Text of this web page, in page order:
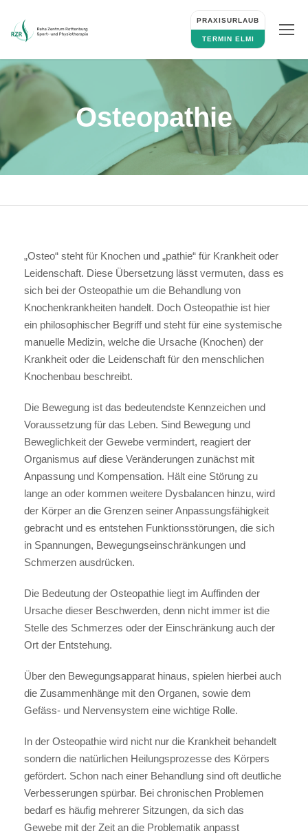
PRAXISURLAUB
TERMIN ELMI
Osteopathie
„Osteo“ steht für Knochen und „pathie“ für Krankheit oder
Leidenschaft. Diese Übersetzung lässt vermuten, dass es
sich bei der Osteopathie um die Behandlung von
Knochenkrankheiten handelt. Doch Osteopathie ist hier
ein philosophischer Begriff und steht für eine systemische
manuelle Medizin, welche die Ursache (Knochen) der
Krankheit oder die Leidenschaft für den menschlichen
Knochenbau beschreibt.
Die Bewegung ist das bedeutendste Kennzeichen und
Voraussetzung für das Leben. Sind Bewegung und
Beweglichkeit der Gewebe vermindert, reagiert der
Organismus auf diese Veränderungen zunächst mit
Anpassung und Kompensation. Hält eine Störung zu
lange an oder kommen weitere Dysbalancen hinzu, wird
der Körper an die Grenzen seiner Anpassungsfähigkeit
gebracht und es entstehen Funktionsstörungen, die sich
in Spannungen, Bewegungseinschränkungen und
Schmerzen ausdrücken.
Die Bedeutung der Osteopathie liegt im Auffinden der
Ursache dieser Beschwerden, denn nicht immer ist die
Stelle des Schmerzes oder der Einschränkung auch der
Ort der Entstehung.
Über den Bewegungsapparat hinaus, spielen hierbei auch
die Zusammenhänge mit den Organen, sowie dem
Gefäss- und Nervensystem eine wichtige Rolle.
In der Osteopathie wird nicht nur die Krankheit behandelt
sondern die natürlichen Heilungsprozesse des Körpers
gefördert. Schon nach einer Behandlung sind oft deutliche
Verbesserungen spürbar. Bei chronischen Problemen
bedarf es häufig mehrerer Sitzungen, da sich das
Gewebe mit der Zeit an die Problematik anpasst